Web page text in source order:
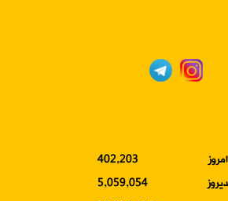
402,203
5,059,054